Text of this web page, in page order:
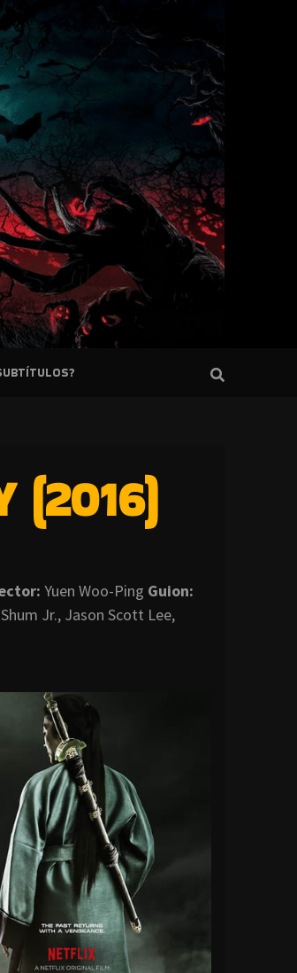
(2016)
Yuen Woo-Ping Guion:
Jr., Jason Scott Lee,